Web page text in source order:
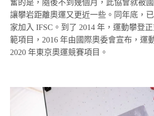
奮的是，隨後不到幾個月，此協會就被
讓攀岩距離奧運又更近一些。同年底，
家加入 IFSC。到了 2014 年，運動攀登
範項目，2016 年由國際奧委會宣布，運
2020 年東京奧運競賽項目。